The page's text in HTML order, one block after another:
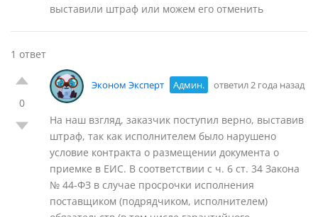
выставили штраф или можем его отменить
1 ответ
0
Эконом Эксперт Админ. ответил 2 года назад
На наш взгляд, заказчик поступил верно, выставив
штраф, так как исполнителем было нарушено
условие контракта о размещении документа о
приемке в ЕИС. В соответствии с ч. 6 ст. 34 Закона
№ 44-ФЗ в случае просрочки исполнения
поставщиком (подрядчиком, исполнителем)